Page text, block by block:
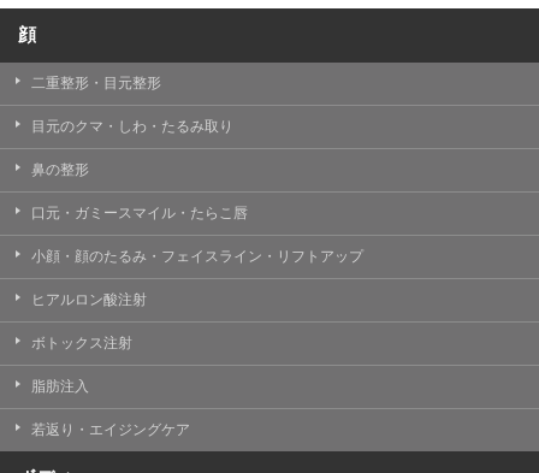
顔
二重整形・目元整形
目元のクマ・しわ・たるみ取り
鼻の整形
口元・ガミースマイル・たらこ唇
小顔・顔のたるみ・フェイスライン・リフトアップ
ヒアルロン酸注射
ボトックス注射
脂肪注入
若返り・エイジングケア